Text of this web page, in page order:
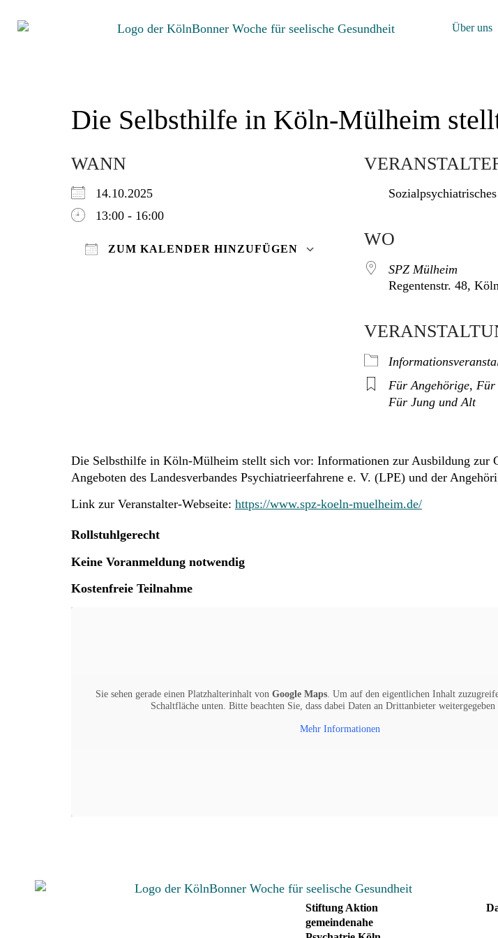
Über uns
Die Selbsthilfe in Köln-Mülheim
WANN
14.10.2025
13:00 - 16:00
ZUM KALENDER HINZUFÜGEN WO
SPZ Mülheim
Regentenstr. 48,
Für Angehörige, Für
Für Jung und Alt
Die Selbsthilfe in Köln-Mülheim stellt sich vor: Informationen zur Ausbildung zur
Angeboten des Landesverbandes Psychiatrieerfahrene e. V. (LPE) und der
Link zur Veranstalter-Webseite: https://www.spz-koeln-muelheim.de/
Rollstuhlgerecht
Keine Voranmeldung notwendig
Kostenfreie Teilnahme
Sie sehen gerade einen Platzhalterinhalt vonGoogle Maps. Um auf den eigentlichen Inhalt
Schaltfläche unten. Bitte beachten Sie, dass dabei Daten an Drittanbieter weitergegeben
Mehr Informationen
Stiftung Aktion
gemeindenahe